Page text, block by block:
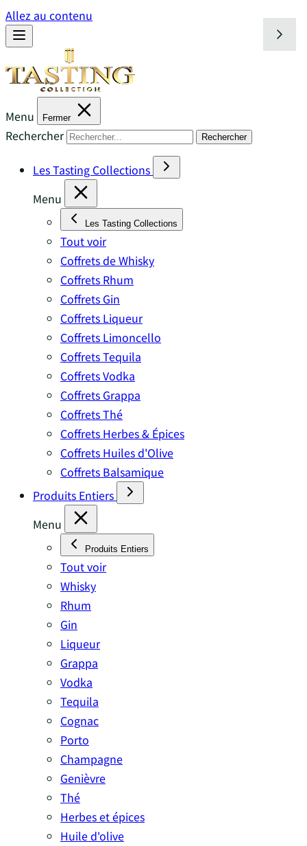
Allez au contenu
Menu Fermer
Rechercher Rechercher
Les Tasting Collections
Menu
Les Tasting Collections
Tout voir
Coffrets de Whisky
Coffrets Rhum
Coffrets Gin
Coffrets Liqueur
Coffrets Limoncello
Coffrets Tequila
Coffrets Vodka
Coffrets Grappa
Coffrets Thé
Coffrets Herbes & Épices
Coffrets Huiles d'Olive
Coffrets Balsamique
Produits Entiers
Menu
Produits Entiers
Tout voir
Whisky
Rhum
Gin
Liqueur
Grappa
Vodka
Tequila
Cognac
Porto
Champagne
Genièvre
Thé
Herbes et épices
Huile d'olive